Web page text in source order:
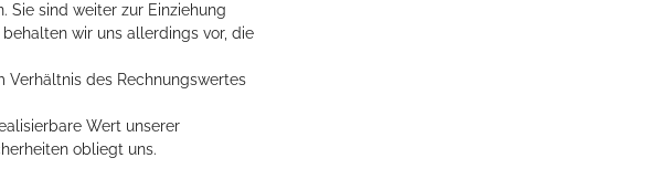
Sie sind weiter zur Einziehung
wir uns allerdings vor, die
Verhältnis des Rechnungswertes
Wert unserer
obliegt uns.